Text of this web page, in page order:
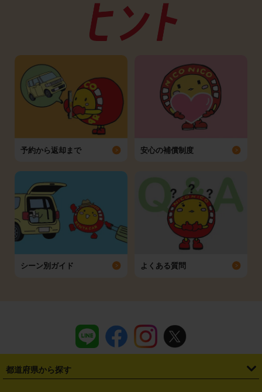
予約から返却まで 安心の補償制度
シーン別ガイド よくある質問
都道府県から探す